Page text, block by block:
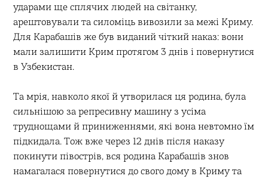
ударами ще сплячих людей на світанку,
арештовували та силоміць вивозили за межі Криму.
Для Карабашів же був виданий чіткий наказ: вони
мали залишити Крим протягом 3 днів і повернутися
в Узбекистан.
Та мрія, навколо якої й утворилася ця родина, була
сильнішою за репресивну машину з усіма
труднощами й приниженнями, які вона невтомно їм
підкидала. Тож вже через 12 днів після наказу
покинути півострів, вся родина Карабашів знов
намагалася повернутися до свого дому в Криму та